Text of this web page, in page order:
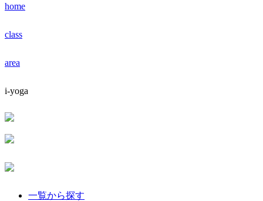
home
class
area
i-yoga
一覧から探す